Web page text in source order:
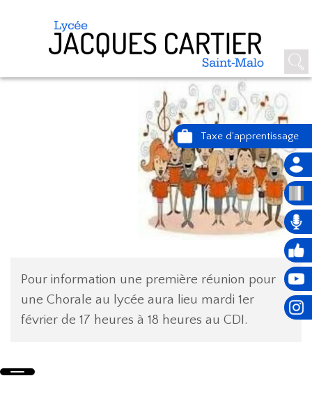
CHORALE : 1ÈRE RÉUNION
Pour information une première réunion pour
une Chorale au lycée aura lieu mardi 1er
février de 17 heures à 18 heures au CDI.